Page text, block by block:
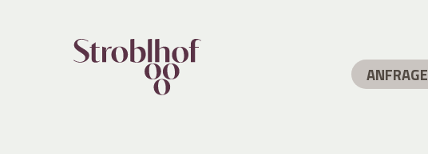
ANFRAGE